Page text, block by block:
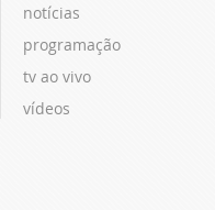
notícias
programação
tv ao vivo
vídeos